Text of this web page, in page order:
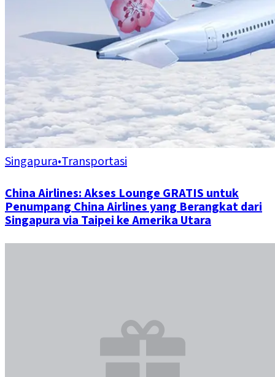
Singapura•Transportasi
China Airlines: Akses Lounge GRATIS untuk
Penumpang China Airlines yang Berangkat dari
Singapura via Taipei ke Amerika Utara